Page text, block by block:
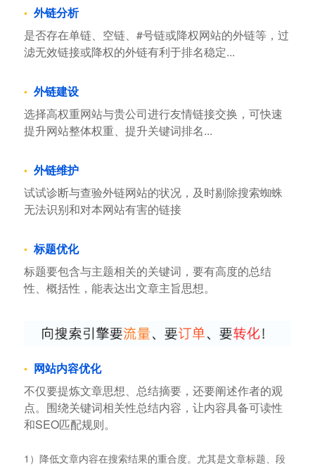
外链分析
是否存在单链、空链、#号链或降权网站的外链等，过
滤无效链接或降权的外链有利于排名稳定...
外链建设
选择高权重网站与贵公司进行友情链接交换，可快速
提升网站整体权重、提升关键词排名...
外链维护
试试诊断与查验外链网站的状况，及时剔除搜索蜘蛛
无法识别和对本网站有害的链接
标题优化
标题要包含与主题相关的关键词，要有高度的总结
性、概括性，能表达出文章主旨思想。
网站内容优化
不仅要提炼文章思想、总结摘要，还要阐述作者的观
点。围绕关键词相关性总结内容，让内容具备可读性
和SEO匹配规则。
1）降低文章内容在搜索结果的重合度。尤其是文章标题、段